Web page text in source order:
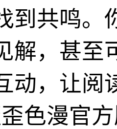
到共鸣。
解，甚至
动，让阅
色漫官